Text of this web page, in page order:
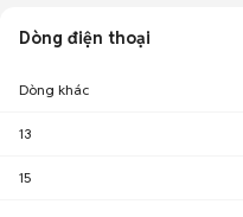
Dòng điện thoại
Dòng khác
13
15